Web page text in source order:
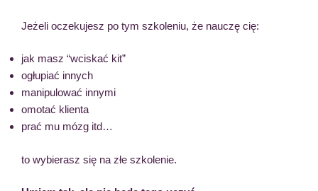
Jeżeli oczekujesz po tym szkoleniu, że nauczę cię:
jak masz “wciskać kit”
ogłupiać innych
manipulować innymi
omotać klienta
prać mu mózg itd…
to wybierasz się na złe szkolenie.